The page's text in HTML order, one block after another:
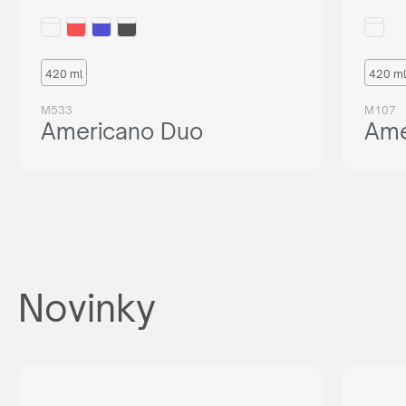
420 ml
M533
Americano Duo
420 ml
M107
Novinky